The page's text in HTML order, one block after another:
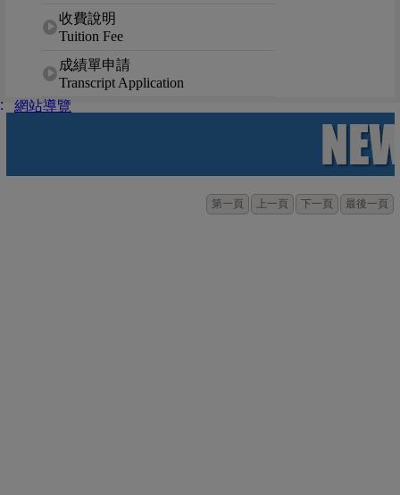
收費說明
Tuition Fee
成績單申請
Transcript Application
網站導覽
第一頁 上一頁 下一頁 最後一頁